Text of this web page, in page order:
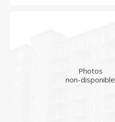
Photos
non-disponible